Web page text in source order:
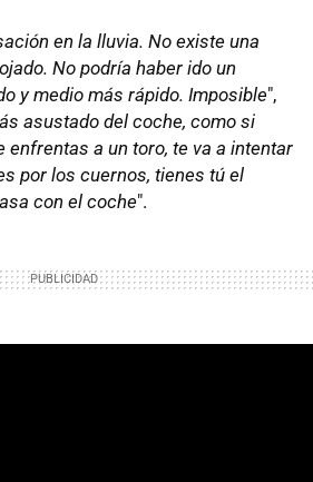
en la lluvia. No existe una
No podría haber ido un
y medio más rápido. Imposible",
asustado del coche, como si
enfrentas a un toro, te va a intentar
por los cuernos, tienes tú el
con el coche".